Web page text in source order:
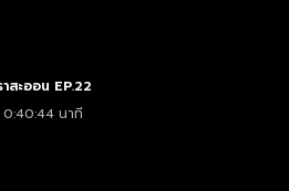
าสะออน EP.22
0:40:44 นาที